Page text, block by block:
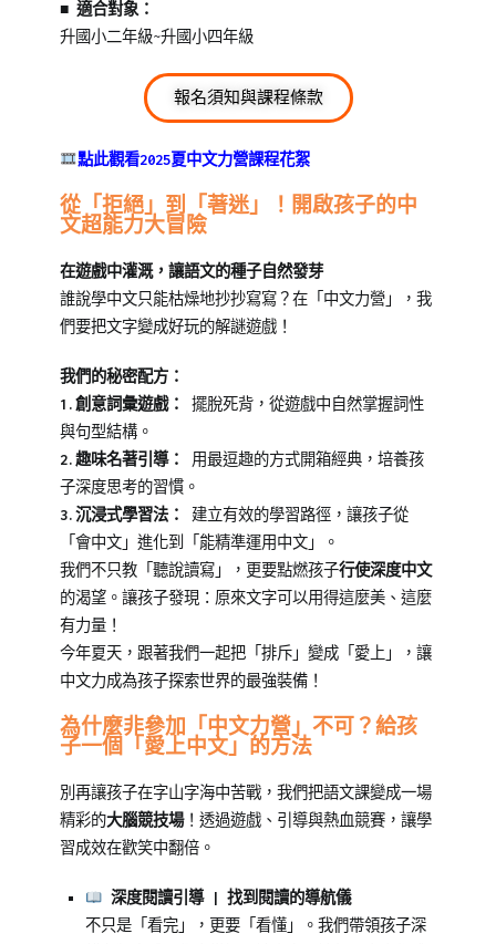
■ 適合對象：
升國小二年級~升國小四年級
報名須知與課程條款
點此觀看2025夏中文力營課程花絮
從「拒絕」到「著迷」！開啟孩子的中
文超能力大冒險
在遊戲中灌溉，讓語文的種子自然發芽
誰說學中文只能枯燥地抄抄寫寫？在「中文力營」，我
們要把文字變成好玩的解謎遊戲！
我們的秘密配方：
1.創意詞彙遊戲：
擺脫死背，從遊戲中自然掌握詞性
與句型結構。
2.趣味名著引導：
用最逗趣的方式開箱經典，培養孩
子深度思考的習慣。
3.沉浸式學習法：
建立有效的學習路徑，讓孩子從
「會中文」進化到「能精準運用中文」。
我們不只教「聽說讀寫」，更要點燃孩子行使深度中文
的渴望。讓孩子發現：原來文字可以用得這麼美、這麼
有力量！
今年夏天，跟著我們一起把「排斥」變成「愛上」，讓
中文力成為孩子探索世界的最強裝備！
為什麼非參加「中文力營」不可？給孩
子一個「愛上中文」的方法
別再讓孩子在字山字海中苦戰，我們把語文課變成一場
精彩的大腦競技場！透過遊戲、引導與熱血競賽，讓學
習成效在歡笑中翻倍。
深度閱讀引導 | 找到閱讀的導航儀
不只是「看完」，更要「看懂」。我們帶領孩子深